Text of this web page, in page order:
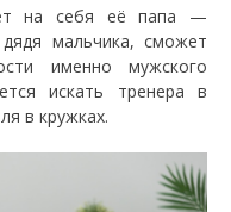
на себя её папа —
мальчика, сможет
именно мужского
искать тренера в
в кружках.